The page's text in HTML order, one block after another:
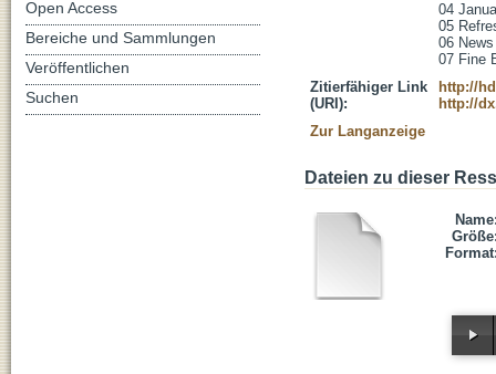
04
05
06 News
07 Fine
Zitierfähiger Link
(URI):
http://
http://
Zur Langanzeige
Dateien zu dieser
Open Access
Bereiche und Sammlungen
Veröffentlichen
Suchen